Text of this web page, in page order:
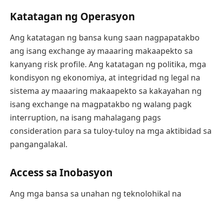
Katatagan ng Operasyon
Ang katatagan ng bansa kung saan nagpapatakbo
ang isang exchange ay maaaring makaapekto sa
kanyang risk profile. Ang katatagan ng politika, mga
kondisyon ng ekonomiya, at integridad ng legal na
sistema ay maaaring makaapekto sa kakayahan ng
isang exchange na magpatakbo ng walang pagk
interruption, na isang mahalagang pags
consideration para sa tuloy-tuloy na mga aktibidad sa
pangangalakal.
Access sa Inobasyon
Ang mga bansa sa unahan ng teknolohikal na